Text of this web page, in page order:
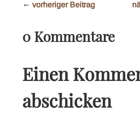
← vorheriger Beitrag
0 Kommentare
Einen
abschicken